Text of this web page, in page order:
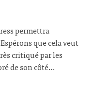
permettra
Espérons que cela veut
critiqué par les
de son côté…